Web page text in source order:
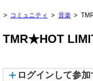
コミュニティ 音楽
TMR★HOT
ログインして参加